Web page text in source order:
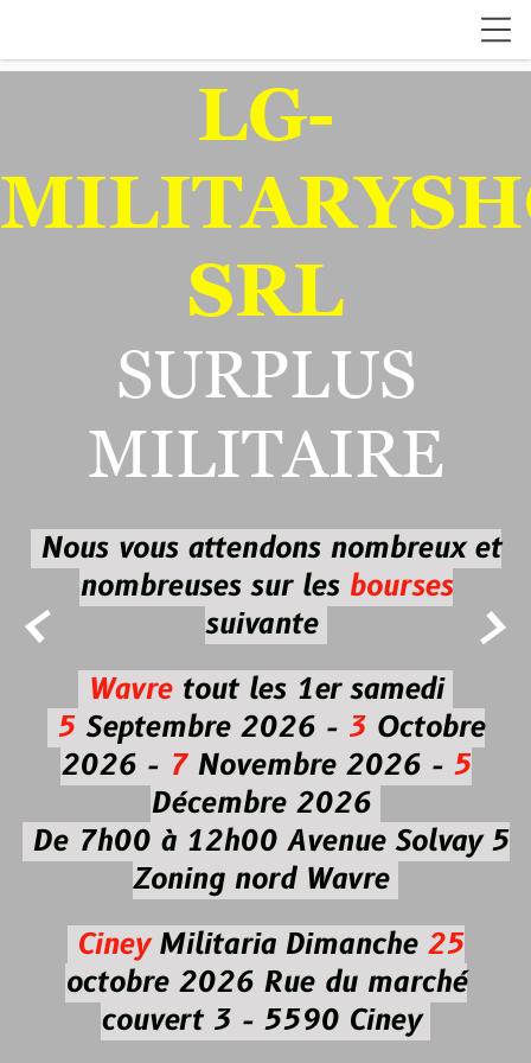
 
LG-
SRL
SURPLUS
MILITAIRE
Nous vous attendons nombreux et
nombreuses sur les bourses
suivante
Wavretout les 1er samedi
5Septembre 2026 - 3Octobre
2026 -7Novembre 2026 - 5
Décembre 2026
De 7h00 à 12h00 Avenue Solvay 5
Zoning nord Wavre
CineyMilitaria Dimanche 25
octobre 2026Rue du marché
couvert 3 - 5590 Ciney